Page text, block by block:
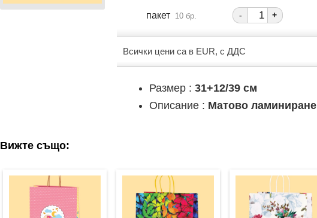
пакет 10 бр. - +
Всички цени са в EUR, с ДДС
Размер :31+12/39 см
Описание : Матово ламиниране
Вижте също: